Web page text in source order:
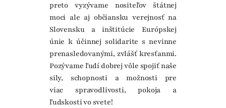
preto vyzývame nositeľov štátnej
moci ale aj občiansku verejnosť na
Slovensku a inštitúcie Európskej
únie k účinnej solidarite s nevinne
prenasledovanými, zvlášť kresťanmi.
Pozývame ľudí dobrej vôle spojiť naše
sily, schopnosti a možnosti pre
viac spravodlivosti, pokoja a
ľudskosti vo svete!